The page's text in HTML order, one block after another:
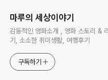
마루의 세상이야기
감동적인 영화소개 , 영화 스토리 &
기, 소소한 취미생활, 여행후기
구독하기